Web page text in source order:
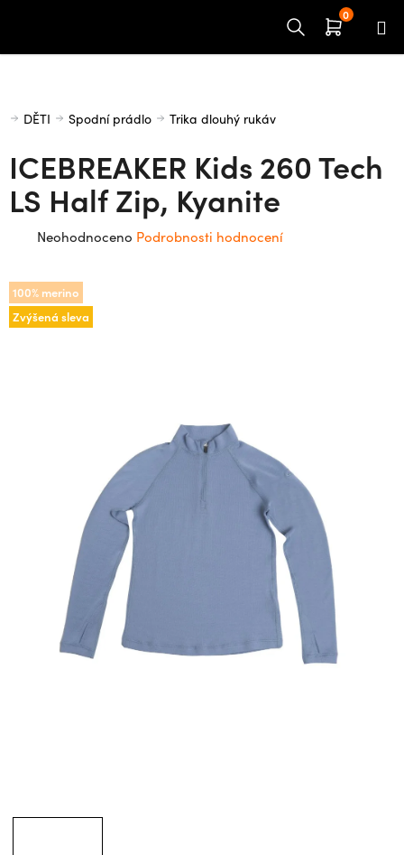
Domů
DĚTI Spodní prádlo Trika dlouhý rukáv
ICEBREAKER Kids 260 Tech
LS Half Zip, Kyanite
Průměrné
produktu
je
0,0
Neohodnoceno Podrobnosti hodnocení
100% merino
Zvýšená sleva